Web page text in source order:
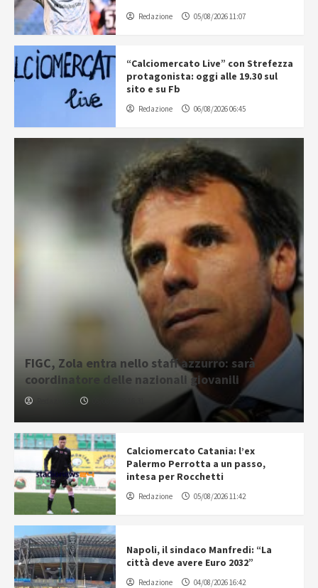
Redazione 05/08/2026 11:07
“Calciomercato Live” con Strefezza
protagonista: oggi alle 19.30 sul
sito e su Fb
Redazione 06/08/2026 06:45
FIGC, Zola entra nello staff azzurro: sarà
coordinatore delle nazionali giovanili
Calciomercato Catania: l’ex
Palermo Perrotta a un passo,
intesa per Rocchetti
Redazione 05/08/2026 11:42
Napoli, il sindaco Manfredi: “La
città deve avere Euro 2032”
Redazione 04/08/2026 16:42